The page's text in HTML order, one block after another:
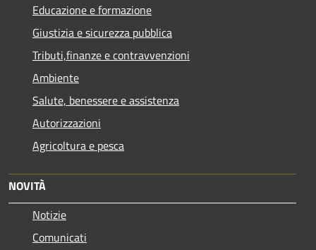
Educazione e formazione
Giustizia e sicurezza pubblica
Tributi,finanze e contravvenzioni
Ambiente
Salute, benessere e assistenza
Autorizzazioni
Agricoltura e pesca
NOVITÀ
Notizie
Comunicati